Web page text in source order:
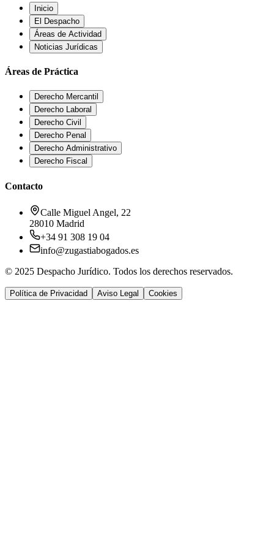
Inicio
El Despacho
Áreas de Actividad
Noticias Jurídicas
Áreas de Práctica
Derecho Mercantil
Derecho Laboral
Derecho Civil
Derecho Penal
Derecho Administrativo
Derecho Fiscal
Contacto
Calle Miguel Angel, 22
28010 Madrid
+34 91 308 19 04
info@zugastiabogados.es
© 2025 Despacho Jurídico. Todos los derechos reservados.
Política de Privacidad Aviso Legal Cookies